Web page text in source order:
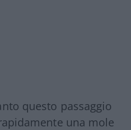
questo passaggio
una mole